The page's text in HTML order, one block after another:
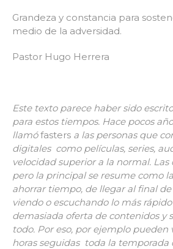
Grandeza y constancia para
medio de la adversidad.
Pastor Hugo Herrera
Este texto parece haber sido
para estos tiempos. Hace pocos
llamófasters a las personas que
digitales como películas, series,
velocidad superior a la normal. Las
pero la principal se resume como
ahorrar tiempo, de llegar al final de
viendo o escuchando lo más
demasiada oferta de contenidos y
todo. Por eso, por ejemplo pueden
horas seguidas toda la temporada